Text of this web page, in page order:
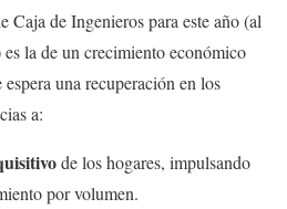
Caja de Ingenieros para este año (al
la de un crecimiento económico
una recuperación en los
a:
de los hogares, impulsando
por volumen.